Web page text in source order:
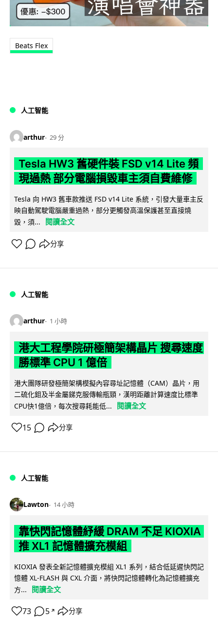
Beats Flex
人工智能
arthur 29 分
Tesla HW3 舊硬件裝 FSD v14 Lite 頻
現過熱 部分電腦損毀車主須自費維修
Tesla 向 HW3 舊車款推送 FSD v14 Lite 系統，引發大量車主反
映自動駕駛電腦嚴重過熱，部分更觸發高溫保護甚至直接燒
毀，須...
閱讀全文
分享
人工智能
arthur 1 小時
港大工程學院研極簡架構晶片 搜尋速度
勝標準 CPU 1 億倍
港大團隊研發極簡架構模擬內容尋址記憶體（CAM）晶片，用
二硫化鉬及半金屬銻克服傳輸瓶頸，漢明距離計算速度比標準
CPU快1億倍，每次搜尋耗能低...
閱讀全文
15 分享
人工智能
Lawton 14 小時
靠快閃記憶體紓緩 DRAM 不足 KIOXIA
推 XL1 記憶體擴充模組
KIOXIA 發表全新記憶體擴充模組 XL1 系列，結合低延遲快閃記
憶體 XL-FLASH 與 CXL 介面，將快閃記憶體轉化為記憶體擴充
方...
閱讀全文
73 5 ↗ 分享